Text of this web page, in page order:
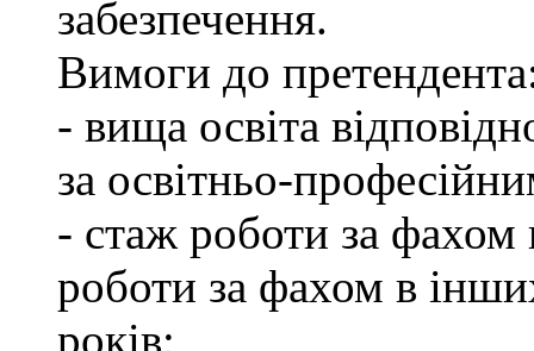
забезпечення.
Вимоги до
- вища освіта
за освітньо-
- стаж роботи за
роботи за фахом в
років;